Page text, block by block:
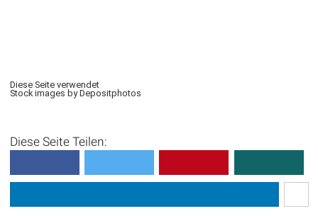
Diese Seite verwendet
Stock images by Depositphotos
Diese Seite Teilen: